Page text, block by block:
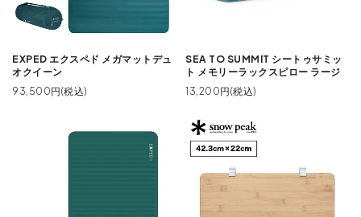
EXPED エクスペド メガマットデュ
オクイーン
93,500円(税込)
SEA TO SUMMIT シートゥサミッ
ト メモリーラックスピロー ラージ
13,200円(税込)